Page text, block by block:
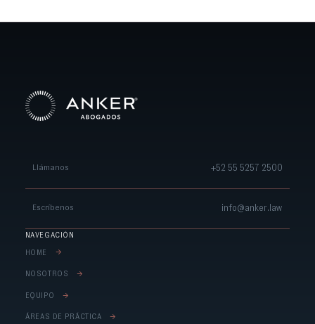
Llámanos +52 55 5257 2500
Escríbenos info@anker.law
NAVEGACIÓN
HOME
NOSOTROS
EQUIPO
´ÁREAS DE PR´ÁCTICA